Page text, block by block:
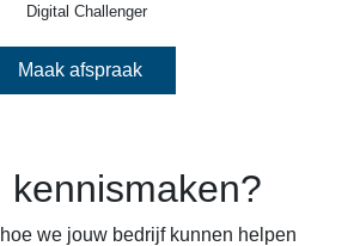
Digital Challenger
Maak afspraak
kennismaken?
we jouw bedrijf kunnen helpen